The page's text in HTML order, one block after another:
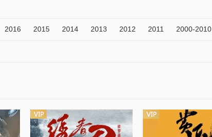
2016 2015 2014 2013 2012 2011 2000-2010